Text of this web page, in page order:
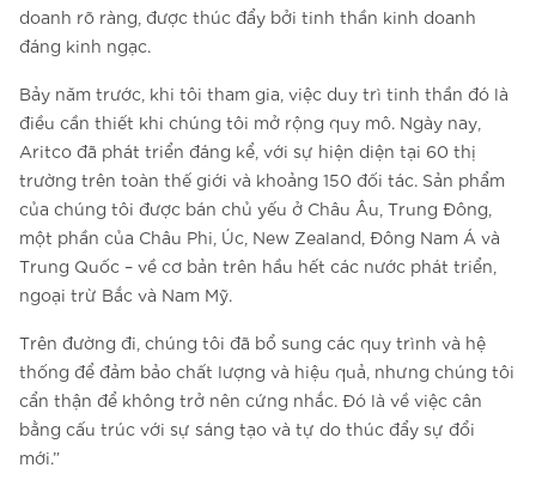
doanh rõ ràng, được thúc đẩy bởi tinh thần kinh doanh
đáng kinh ngạc.
Bảy năm trước, khi tôi tham gia, việc duy trì tinh thần đó là
điều cần thiết khi chúng tôi mở rộng quy mô. Ngày nay,
Aritco đã phát triển đáng kể, với sự hiện diện tại 60 thị
trường trên toàn thế giới và khoảng 150 đối tác. Sản phẩm
của chúng tôi được bán chủ yếu ở Châu Âu, Trung Đông,
một phần của Châu Phi, Úc, New Zealand, Đông Nam Á và
Trung Quốc – về cơ bản trên hầu hết các nước phát triển,
ngoại trừ Bắc và Nam Mỹ.
Trên đường đi, chúng tôi đã bổ sung các quy trình và hệ
thống để đảm bảo chất lượng và hiệu quả, nhưng chúng tôi
cẩn thận để không trở nên cứng nhắc. Đó là về việc cân
bằng cấu trúc với sự sáng tạo và tự do thúc đẩy sự đổi
mới.”